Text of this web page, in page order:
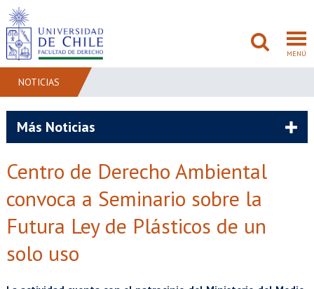
MENÚ
ADMISIÓN
BIBLIOTECAS
NOTICIAS
Más Noticias
Centro de Derecho Ambiental
convoca a Seminario sobre la
Futura Ley de Plásticos de un
solo uso